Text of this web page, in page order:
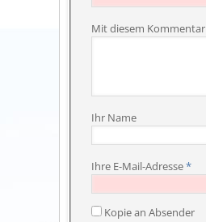
Mit diesem Kommentar
Ihr Name
Ihre E-Mail-Adresse*
Kopie an Absender